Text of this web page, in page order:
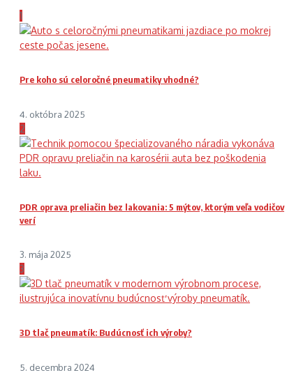
1
Pre koho sú celoročné pneumatiky vhodné?
4. októbra 2025
2
PDR oprava preliačin bez lakovania: 5 mýtov, ktorým veľa vodičov
verí
3. mája 2025
3
3D tlač pneumatík: Budúcnosť ich výroby?
5. decembra 2024